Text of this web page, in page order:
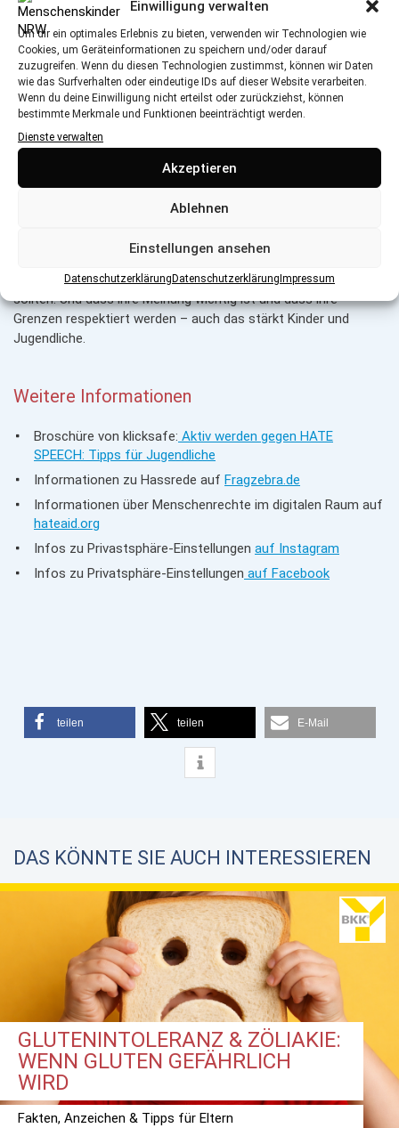
Einwilligung verwalten
Um dir ein optimales Erlebnis zu bieten, verwenden wir Technologien wie
Cookies, um Geräteinformationen zu speichern und/oder darauf
zuzugreifen. Wenn du diesen Technologien zustimmst, können wir Daten
wie das Surfverhalten oder eindeutige IDs auf dieser Website verarbeiten.
Wenn du deine Einwilligung nicht erteilst oder zurückziehst, können
bestimmte Merkmale und Funktionen beeinträchtigt werden.
Dienste verwalten
Akzeptieren
Ablehnen
Einstellungen ansehen
Datenschutzerklärung Datenschutzerklärung Impressum
die nur darauf warten, etwas Abwertendes zu posten.
Foto: DKSB OV Detmold
Wie können Eltern ihren Kindern ein positives Körperbild
vermitteln?
anders aus, jeder hat schöne Körperteile und vielleicht weniger
schöne und das ist alles sehr individuell. Das ist eine wichtige
Botschaft, die Eltern ihren Kindern mit auf den Weg geben
sollten. Und dass ihre Meinung wichtig ist und dass ihre
Grenzen respektiert werden – auch das stärkt Kinder und
Jugendliche.
Weitere Informationen
Broschüre von klicksafe: Aktiv werden gegen HATE
SPEECH: Tipps für Jugendliche
Informationen zu Hassrede auf Fragzebra.de
Informationen über Menschenrechte im digitalen Raum auf
hateaid.org
Infos zu Privastsphäre-Einstellungen auf Instagram
Infos zu Privatsphäre-Einstellungen auf Facebook
teilen teilen E-Mail
DAS KÖNNTE SIE AUCH INTERESSIEREN
GLUTENINTOLERANZ & ZÖLIAKIE:
WENN GLUTEN GEFÄHRLICH
WIRD
Fakten, Anzeichen & Tipps für Eltern